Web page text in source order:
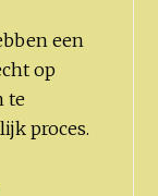
een
op
te
proces.